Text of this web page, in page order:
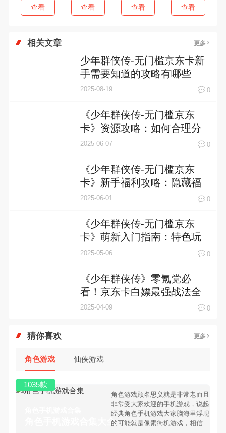
查看 查看 查看 查看
相关文章 更多
少年群侠传-无门槛京东卡新
手需要知道的攻略有哪些
2025-08-19 0
《少年群侠传-无门槛京东
卡》资源攻略：如何合理分
配资源，最大化收益
2025-06-07 0
《少年群侠传-无门槛京东
卡》新手福利攻略：隐藏福
利大盘点
2025-06-01 0
《少年群侠传-无门槛京东
卡》萌新入门指南：特色玩
法介绍
2025-05-06 0
《少年群侠传》零氪党必
看！京东卡白嫖最强战法全
解析
2025-04-09 0
猜你喜欢 更多
角色游戏 仙侠游戏
角色手机游戏合集大全 >
角色游戏顾名思义就是非常老而且
非常受大家欢迎的手机游戏，说起
经典角色手机游戏大家脑海里浮现
的可能就是像素街机游戏，相信很
1035款